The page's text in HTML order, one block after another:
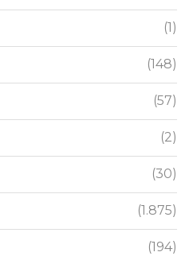
(1)
(148)
(57)
(2)
(30)
(1.875)
(194)